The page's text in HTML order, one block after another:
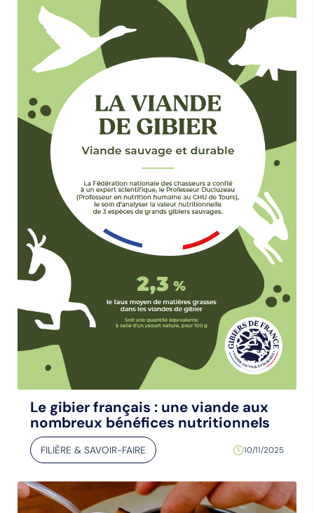
Le gibier français : une viande aux
nombreux bénéfices nutritionnels
FILIÈRE & SAVOIR-FAIRE 10/11/2025